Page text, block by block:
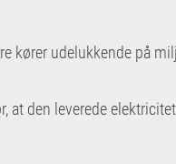
kører udelukkende på
at den leverede